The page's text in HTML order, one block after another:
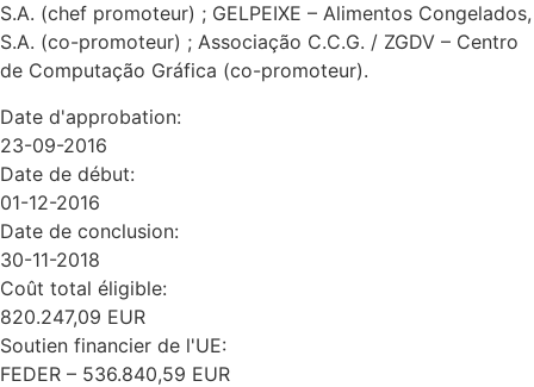
S.A. (chef promoteur) ; GELPEIXE – Alimentos Congelados,
S.A. (co-promoteur) ; Associação C.C.G. / ZGDV – Centro
de Computação Gráfica (co-promoteur).
Date d'approbation:
23-09-2016
Date de début:
01-12-2016
Date de conclusion:
30-11-2018
Coût total éligible:
820.247,09 EUR
Soutien financier de l'UE:
FEDER – 536.840,59 EUR